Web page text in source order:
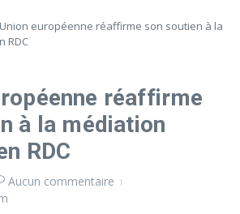
européenne réaffirme son soutien à la
RDC
réaffirme
à la médiation
RDC
Aucun commentaire